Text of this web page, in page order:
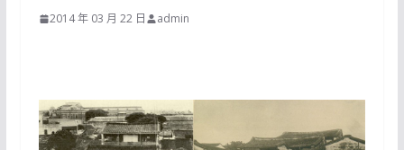
2014 年 03 月 22 日 admin